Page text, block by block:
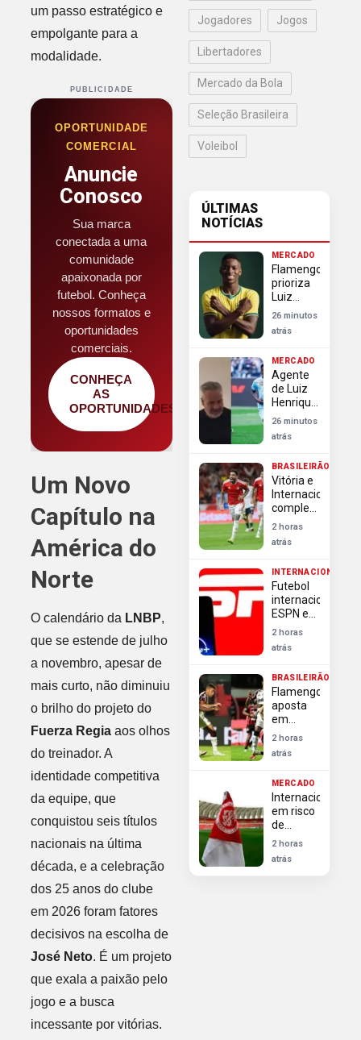
um passo estratégico e
empolgante para a
modalidade.
PUBLICIDADE
OPORTUNIDADE
COMERCIAL
Anuncie
Conosco
Sua marca
conectada a uma
comunidade
apaixonada por
futebol. Conheça
nossos formatos e
oportunidades
comerciais.
CONHEÇA
AS
OPORTUNIDADES
Um Novo
Capítulo na
América do
Norte
O calendário da LNBP,
que se estende de julho
a novembro, apesar de
mais curto, não diminuiu
o brilho do projeto do
Fuerza Regiaaos olhos
do treinador. A
identidade competitiva
da equipe, que
conquistou seis títulos
nacionais na última
década, e a celebração
dos 25 anos do clube
em 2026 foram fatores
decisivos na escolha de
José Neto. É um projeto
que exala a paixão pelo
jogo e a busca
incessante por vitórias.
Jogadores Jogos
Libertadores
Mercado da Bola
Seleção Brasileira
Voleibol
ÚLTIMAS
NOTÍCIAS
MERCADO
Flamengo
prioriza
Luiz
Henrique
e define
situação
Thiago
Almada
no
mercado
26 minutos
atrás
MERCADO
Agente
de Luiz
Henrique
no Rio
agita
torcida
Flamengo
por
reforço
26 minutos
atrás
BRASILEIRÃO
Vitória e
Internacional
completam
lista de
classificados
às
da Copa
Betano
do Brasil
2 horas
atrás
INTERNACIONAL
Futebol
internacional:
ESPN e
Disney+
transmitem
2 mil
temporada
2026/27
2 horas
atrás
BRASILEIRÃO
Flamengo
aposta
em
retrospecto
favorável
para
Vitória e
reencontrar
vitórias
no
Brasileirão
2 horas
atrás
MERCADO
Internacional
em risco
de
punição
da Fifa;
Flamengo
2 horas
atrás